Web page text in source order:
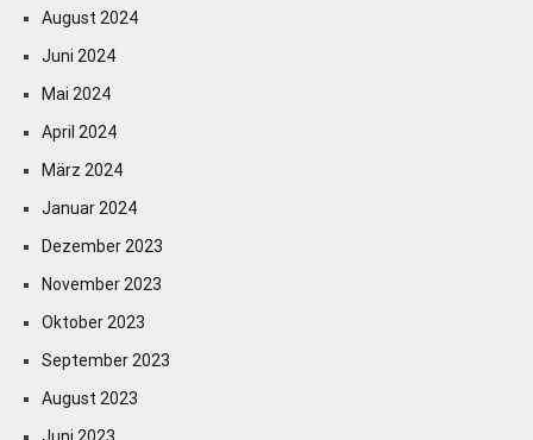
August 2024
Juni 2024
Mai 2024
April 2024
März 2024
Januar 2024
Dezember 2023
November 2023
Oktober 2023
September 2023
August 2023